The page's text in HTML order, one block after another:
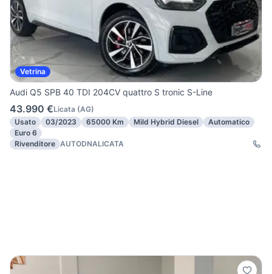
Vetrina
Audi Q5 SPB 40 TDI 204CV quattro S tronic S-Line
43.990 €Licata (AG)
Usato
03/2023 65000 Km Mild Hybrid Diesel
Automatico
Euro 6
Rivenditore AUTODNALICATA